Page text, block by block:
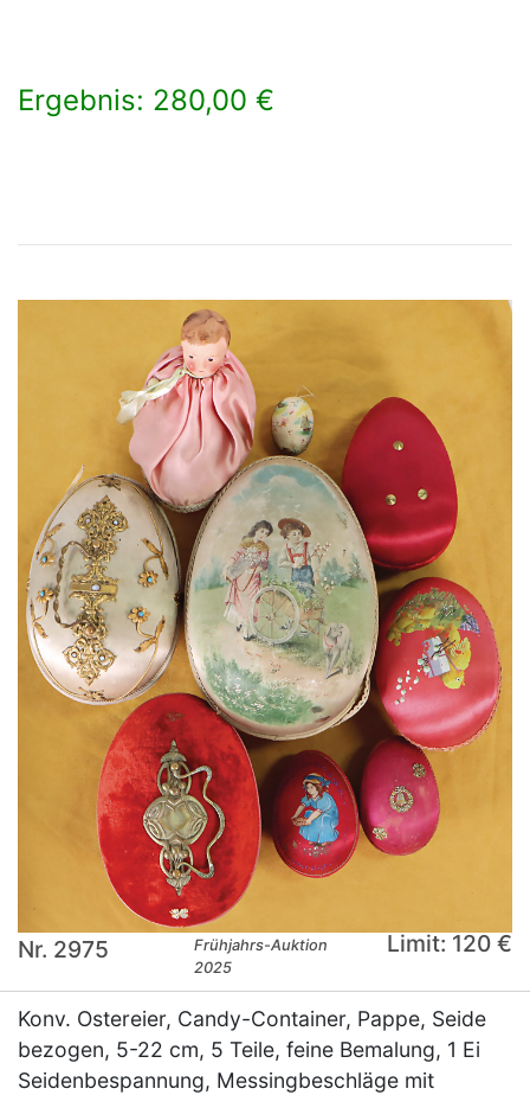
Ergebnis: 280,00 €
Nr. 2975
Frühjahrs-Auktion
2025
Limit: 120 €
Konv. Ostereier, Candy-Container, Pappe, Seide
bezogen, 5-22 cm, 5 Teile, feine Bemalung, 1 Ei
Seidenbespannung, Messingbeschläge mit